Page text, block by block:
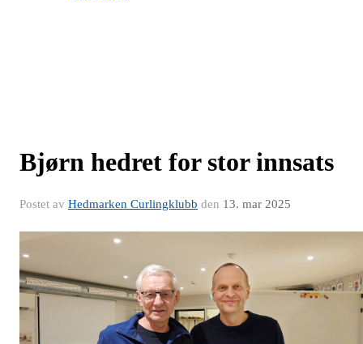
Bjørn hedret for stor innsats
Postet av Hedmarken Curlingklubb den 13. mar 2025